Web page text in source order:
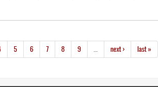
5 6 7 8 9 … next › last »